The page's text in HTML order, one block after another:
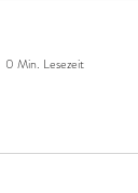
0 Min. Lesezeit